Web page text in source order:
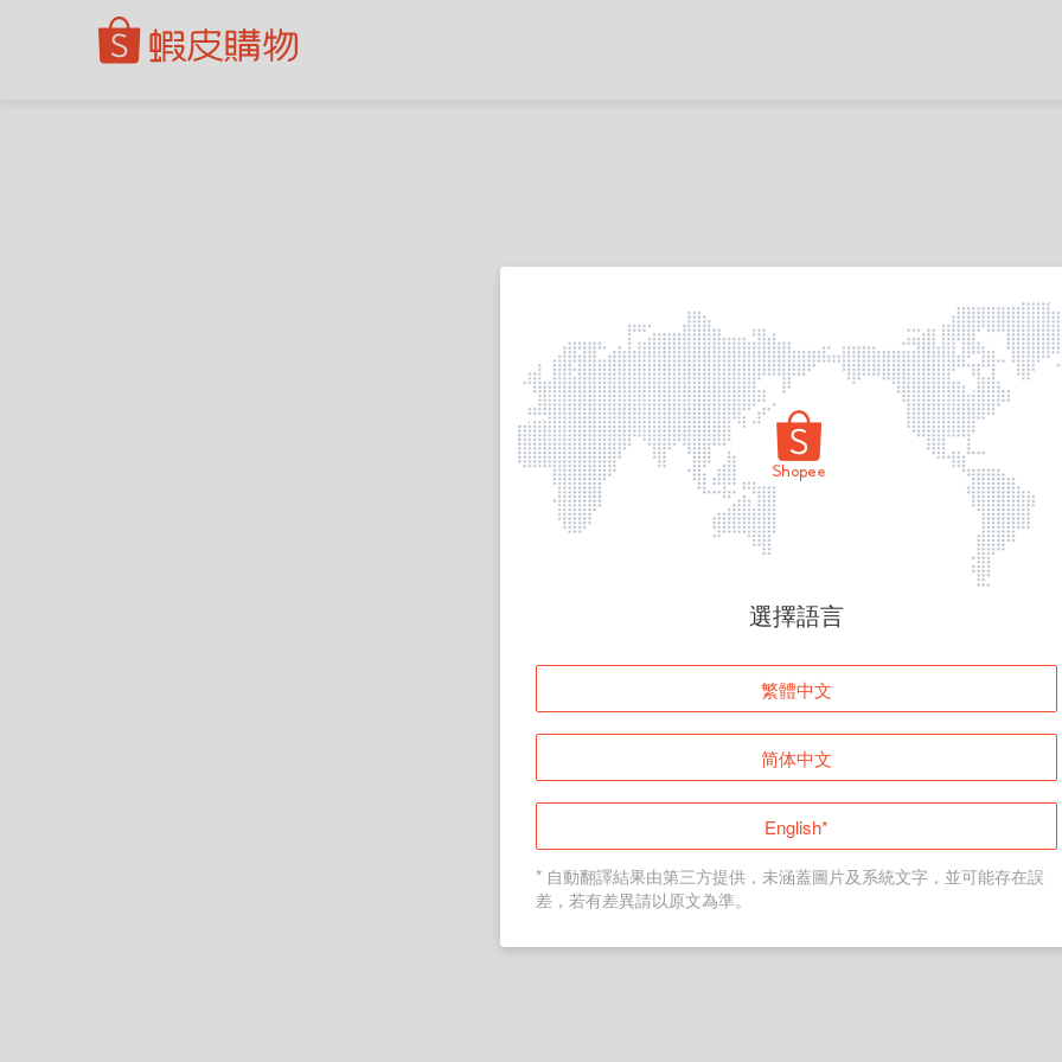
頁面無法顯示
登入
返回首頁
選擇語言
繁體中文
简体中文
English*
* 自動翻譯結果由第三方提供，未涵蓋圖片及系統文字，並可能存在誤
差，若有差異請以原文為準。